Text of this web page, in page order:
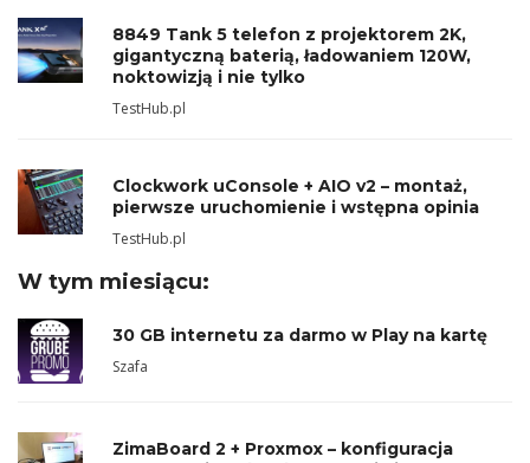
8849 Tank 5 telefon z projektorem 2K,
gigantyczną baterią, ładowaniem 120W,
noktowizją i nie tylko
TestHub.pl
Clockwork uConsole + AIO v2 – montaż,
pierwsze uruchomienie i wstępna opinia
TestHub.pl
W tym miesiącu:
30 GB internetu za darmo w Play na kartę
Szafa
ZimaBoard 2 + Proxmox – konfiguracja